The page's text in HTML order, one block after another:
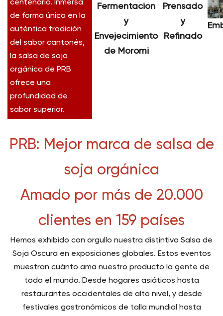
centenario. Inmersa
de forma única en la
auténtica tradición
del sabor cantonés,
la salsa de soja
orgánica de PRB
ofrece una
profundidad de
sabor superior.
Fermentación
y
Envejecimiento
de Moromi
Prensado
y
Refinado
PRB: Mejor marca de salsa de
soja orgánica
Amado por más de 20.000
clientes en 159 países
Hemos exhibido con orgullo nuestra distintiva Salsa de
Soja Oscura en exposiciones globales. Estos eventos
muestran cuánto ama nuestro producto la gente de
todo el mundo. Desde hogares asiáticos hasta
restaurantes occidentales de alto nivel, y desde
festivales gastronómicos de talla mundial hasta